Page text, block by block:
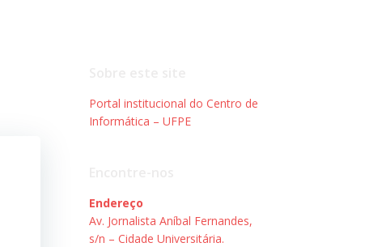
Portal institucional do Centro de
Informática – UFPE
Endereço
Av. Jornalista Aníbal Fernandes,
s/n – Cidade Universitária.